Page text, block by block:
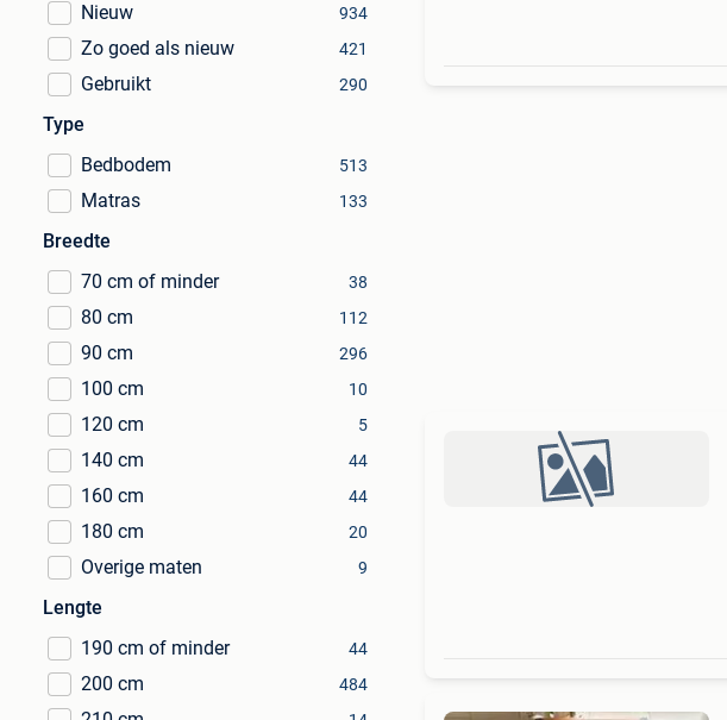
Nieuw
934
Zo goed als nieuw 421
Gebruikt 290
Type
Bedbodem
513
Matras 133
Breedte
70 cm of minder
38
80 cm 112
90 cm 296
100 cm 10
120 cm 5
140 cm 44
160 cm 44
180 cm 20
Overige maten 9
Lengte
190 cm of minder
44
200 cm 484